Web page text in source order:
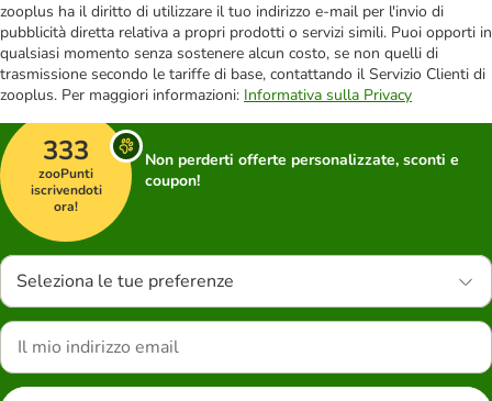
zooplus ha il diritto di utilizzare il tuo indirizzo e-mail per l'invio di
pubblicità diretta relativa a propri prodotti o servizi simili. Puoi opporti in
qualsiasi momento senza sostenere alcun costo, se non quelli di
trasmissione secondo le tariffe di base, contattando il Servizio Clienti di
zooplus. Per maggiori informazioni: Informativa sulla Privacy
333
zooPunti
iscrivendoti
ora!
Non perderti offerte personalizzate, sconti e
coupon!
Seleziona le tue preferenze